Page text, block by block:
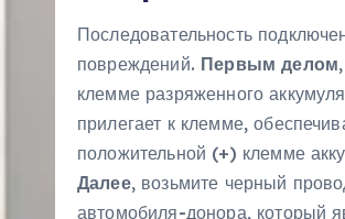
Последовательность
повреждений. Первым делом
клемме разряженного
прилегает к клемме,
положительной (+) клемме
Далее, возьмите черный
автомобиля-донора, который